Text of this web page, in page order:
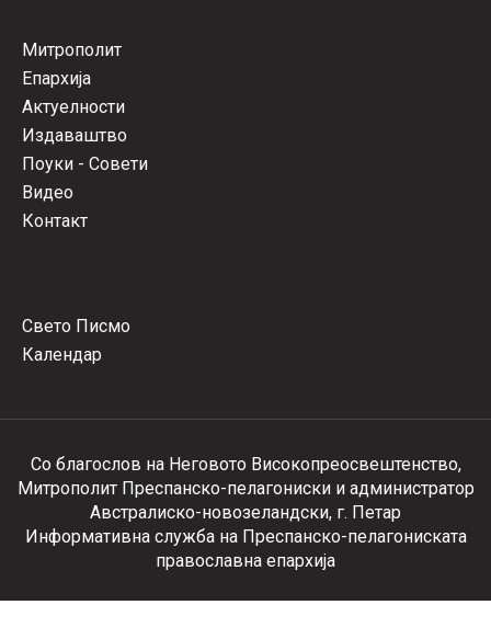
Митрополит
Епархија
Актуелности
Издаваштво
Поуки - Совети
Видео
Контакт
Свето Писмо
Календар
Со благослов на Неговото Високопреосвештенство,
Митрополит Преспанско-пелагониски и администратор
Австралиско-новозеландски, г. Петар
Информативна служба на Преспанско-пелагониската
православна епархија